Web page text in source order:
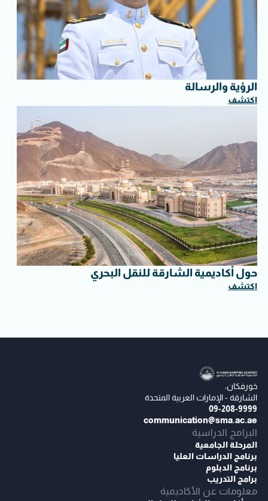
الرؤية والرسالة
اكتشف
حول أكاديمية الشارقة للنقل البحري
اكتشف
خورفكان،
الشارقة - الإمارات العربية المتحدة
09-208-9999
communication@sma.ac.ae
البرامج الدراسية
المرحلة الجامعية
برنامج الدراسات العليا
برنامج الدبلوم
برامج التدريب
معلومات عن الأكاديمية